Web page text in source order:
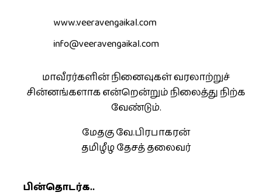
www.veeravengaikal.com
info@veeravengaikal.com
மாவீரர்களின் நினைவுகள் வரலாற்றுச்
சின்னங்களாக என்றென்றும் நிலைத்து நிற்க
வேண்டும்.
மேதகு வே.பிரபாகரன்
தமிழீழ தேசத் தலைவர்
பின்தொடர்க..